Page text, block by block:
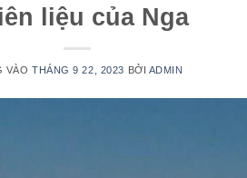
liệu của Nga
VÀO THÁNG 9 22, 2023 BỞI ADMIN